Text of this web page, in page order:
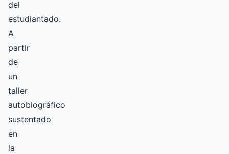
del
estudiantado.
A
partir
de
un
taller
autobiográfico
sustentado
en
la